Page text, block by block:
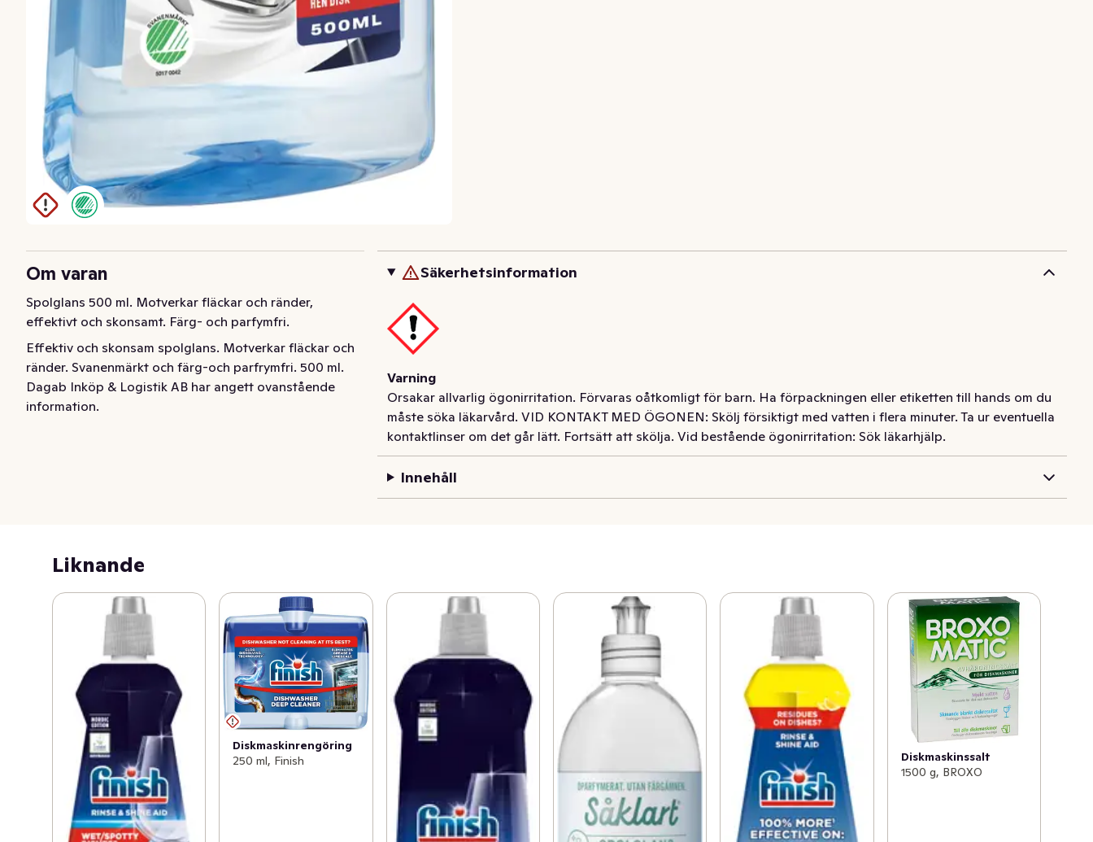
Om varan
Spolglans 500 ml. Motverkar fläckar och ränder,
effektivt och skonsamt. Färg- och parfymfri.
Effektiv och skonsam spolglans. Motverkar fläckar och
ränder. Svanenmärkt och färg-och parfrymfri. 500 ml.
Dagab Inköp & Logistik AB har angett ovanstående
information.
Säkerhetsinformation
Varning
Orsakar allvarlig ögonirritation. Förvaras oåtkomligt för barn. Ha förpackningen eller etiketten till hands om du
måste söka läkarvård. VID KONTAKT MED ÖGONEN: Skölj försiktigt med vatten i flera minuter. Ta ur eventuella
kontaktlinser om det går lätt. Fortsätt att skölja. Vid bestående ögonirritation: Sök läkarhjälp.
Innehåll
Liknande
Diskmaskinrengöring
250 ml, Finish
Diskmaskinssalt
1500 g, BROXO